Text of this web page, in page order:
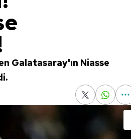
Galatasaray'ın Niasse